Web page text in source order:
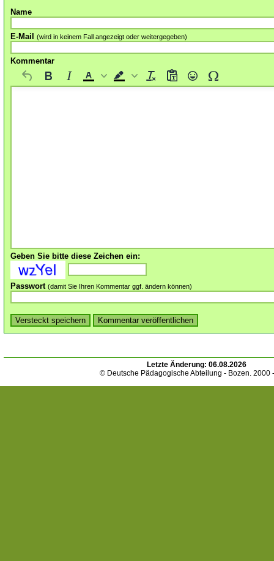
Name
E-Mail (wird in keinem Fall angezeigt oder weitergegeben)
Kommentar
Geben Sie bitte diese Zeichen ein:
Passwort (damit Sie Ihren Kommentar ggf. ändern können)
Letzte Änderung: 06.08.2026
© Deutsche Pädagogische Abteilung - Bozen. 2000